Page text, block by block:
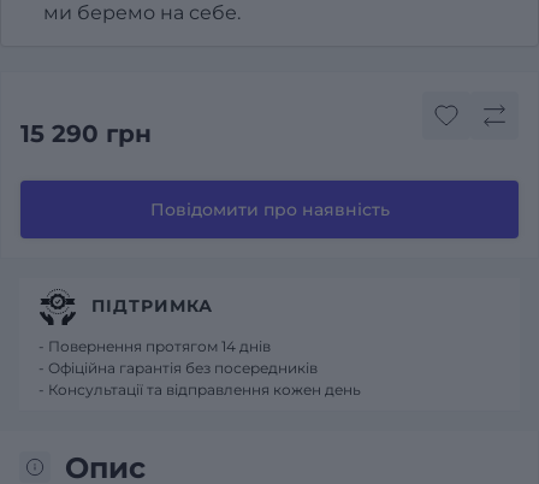
ми беремо на себе.
15 290 грн
Повідомити про наявність
Опис
ПІДТРИМКА
- Повернення протягом 14 днів
- Офіційна гарантія без посередників
- Консультації та відправлення кожен день